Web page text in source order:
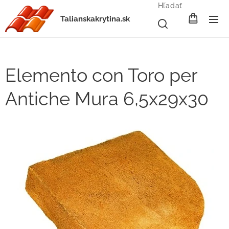
Talianskakrytina.sk
Hľadať
Elemento con Toro per
Antiche Mura 6,5x29x30